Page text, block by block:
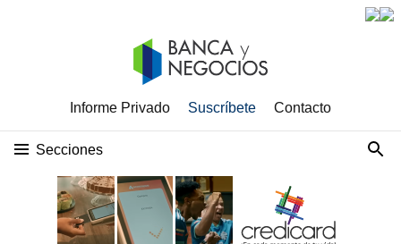
Informe Privado Suscríbete Contacto
Secciones